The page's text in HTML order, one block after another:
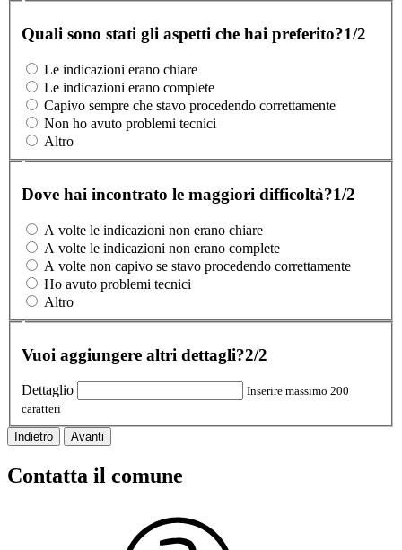
Quali sono stati gli aspetti che hai preferito?1/2
Le indicazioni erano chiare
Le indicazioni erano complete
Capivo sempre che stavo procedendo correttamente
Non ho avuto problemi tecnici
Altro
Dove hai incontrato le maggiori difficoltà?1/2
A volte le indicazioni non erano chiare
A volte le indicazioni non erano complete
A volte non capivo se stavo procedendo correttamente
Ho avuto problemi tecnici
Altro
Vuoi aggiungere altri dettagli?2/2
Dettaglio
Inserire massimo 200
caratteri
Indietro Avanti
Contatta il comune